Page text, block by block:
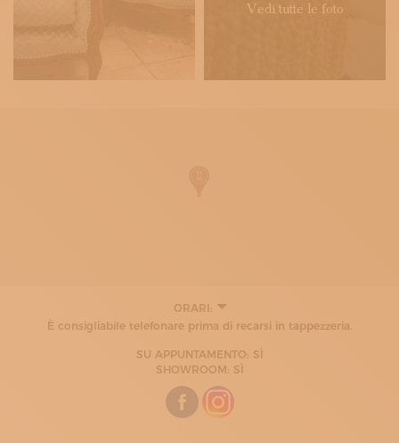
Vedi tutte le foto
ORARI:
LUNEDÌ
MARTEDÌ
09:00 - 12:30
15:30 - 19:30
MERCOLEDÌ
09:00 - 12:30
È consigliabile telefonare prima di recarsi in tappezzeria.
SU APPUNTAMENTO: SÌ
SHOWROOM: SÌ